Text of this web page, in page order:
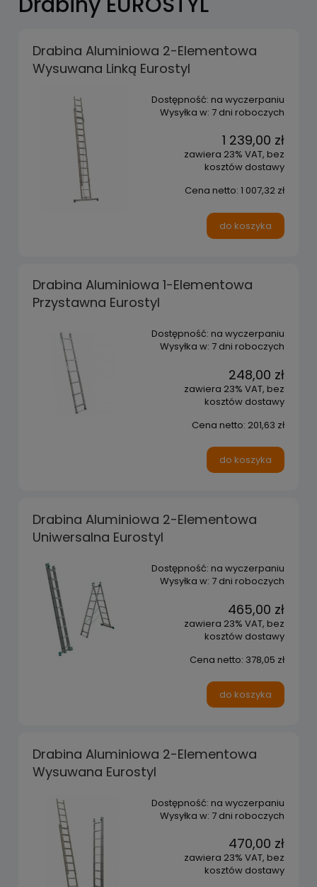
Drabina Aluminiowa 2-Elementowa
Wysuwana Linką Eurostyl
Dostępność: na wyczerpaniu
Wysyłka w: 7 dni roboczych
1 239,00 zł
zawiera 23% VAT, bez
kosztów dostawy
Cena netto: 1 007,32 zł
do koszyka
Drabina Aluminiowa 1-Elementowa
Przystawna Eurostyl
Dostępność: na wyczerpaniu
Wysyłka w: 7 dni roboczych
248,00 zł
zawiera 23% VAT, bez
kosztów dostawy
Cena netto: 201,63 zł
do koszyka
Drabina Aluminiowa 2-Elementowa
Uniwersalna Eurostyl
Dostępność: na wyczerpaniu
Wysyłka w: 7 dni roboczych
465,00 zł
zawiera 23% VAT, bez
kosztów dostawy
Cena netto: 378,05 zł
do koszyka
Drabina Aluminiowa 2-Elementowa
Wysuwana Eurostyl
Dostępność: na wyczerpaniu
Wysyłka w: 7 dni roboczych
470,00 zł
zawiera 23% VAT, bez
kosztów dostawy